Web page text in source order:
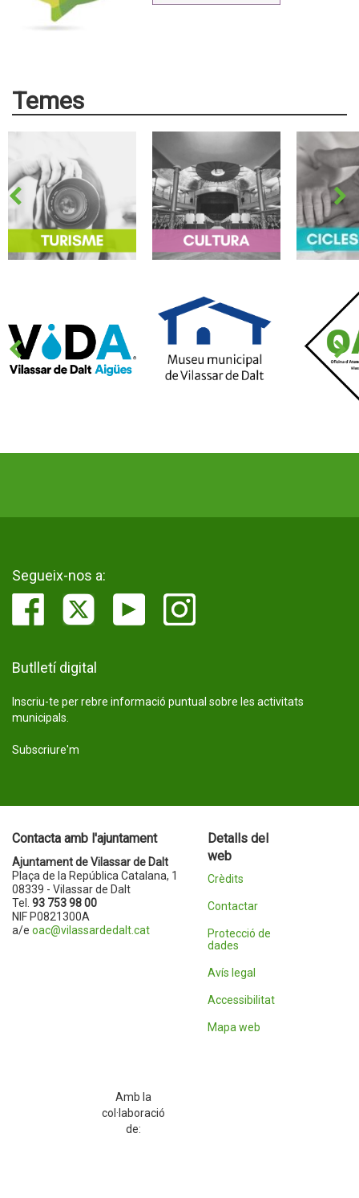
Temes
Segueix-nos a:
Butlletí digital
Inscriu-te per rebre informació puntual sobre les activitats
municipals.
Subscriure'm
Contacta amb l'ajuntament
Ajuntament de Vilassar de Dalt
Plaça de la República Catalana, 1
08339 - Vilassar de Dalt
Tel. 93 753 98 00
NIF P0821300A
a/e oac@vilassardedalt.cat
Detalls del
web
Crèdits
Contactar
Protecció de
dades
Avís legal
Accessibilitat
Mapa web
Amb la
col·laboració
de: